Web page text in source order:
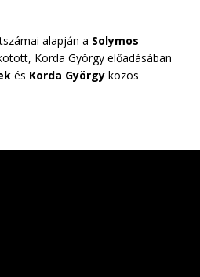
alapján a Solymos
Korda György előadásában
és Korda György közös